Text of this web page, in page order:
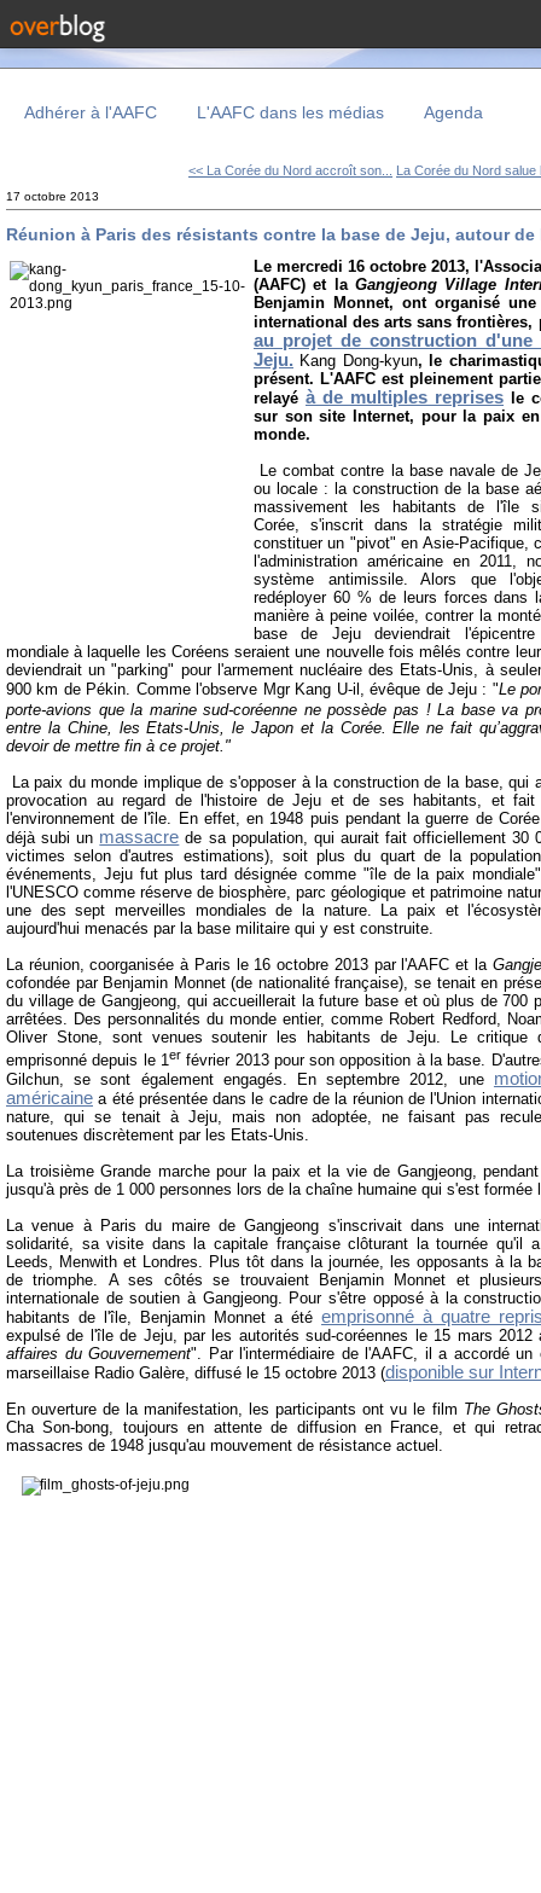
Adhérer à l'AAFC L'AAFC dans les médias Agenda
<< La Corée du Nord accroît son... La Corée du Nord salue
17 octobre 2013
Réunion à Paris des résistants contre la base de Jeju, autour
Le mercredi 16 octobre 2013,
(AAFC) et laGangjeong Village
Benjamin Monnet, ont organisé
international des arts sans
au projet de construction d'une
Jeju. Kang Dong-kyun, le
présent. L'AAFC est pleinement
relayé à de multiples reprises le
sur son site Internet, pour la paix
monde.
Le combat contre la base navale de
ou locale : la construction de la base
massivement les habitants de l'île
Corée, s'inscrit dans la stratégie
constituer un "pivot" en Asie-Pacifique,
l'administration américaine en 2011,
système antimissile. Alors que
redéployer 60 % de leurs forces dans
manière à peine voilée, contrer la
base de Jeju deviendrait
mondiale à laquelle les Coréens seraient une nouvelle fois mêlés contre
deviendrait un "parking" pour l'armement nucléaire des Etats-Unis, à
900 km de Pékin. Comme l'observe Mgr Kang U-il, évêque de Jeju : "Le
porte-avions que la marine sud-coréenne ne possède pas ! La base va
entre la Chine, les Etats-Unis, le Japon et la Corée. Elle ne fait
devoir de mettre fin à ce projet."
La paix du monde implique de s'opposer à la construction de la base, qui
provocation au regard de l'histoire de Jeju et de ses habitants, et
l'environnement de l'île. En effet, en 1948 puis pendant la guerre de
déjà subi un massacre de sa population, qui aurait fait officiellement 30
victimes selon d'autres estimations), soit plus du quart de la
événements, Jeju fut plus tard désignée comme "île de la paix
l'UNESCO comme réserve de biosphère, parc géologique et patrimoine
une des sept merveilles mondiales de la nature. La paix et
aujourd'hui menacés par la base militaire qui y est construite.
La réunion, coorganisée à Paris le 16 octobre 2013 par l'AAFC et la
cofondée par Benjamin Monnet (de nationalité française), se tenait en
du village de Gangjeong, qui accueillerait la future base et où plus de 700
arrêtées. Des personnalités du monde entier, comme Robert Redford,
Oliver Stone, sont venues soutenir les habitants de Jeju. Le critique
emprisonné depuis le 1erfévrier 2013 pour son opposition à la base.
Gilchun, se sont également engagés. En septembre 2012, une
américaine a été présentée dans le cadre de la réunion de l'Union
nature, qui se tenait à Jeju, mais non adoptée, ne faisant pas
soutenues discrètement par les Etats-Unis.
La troisième Grande marche pour la paix et la vie de Gangjeong,
jusqu'à près de 1 000 personnes lors de la chaîne humaine qui s'est formée
La venue à Paris du maire de Gangjeong s'inscrivait dans une
solidarité, sa visite dans la capitale française clôturant la tournée qu'il
Leeds, Menwith et Londres. Plus tôt dans la journée, les opposants à la
de triomphe. A ses côtés se trouvaient Benjamin Monnet et
internationale de soutien à Gangjeong. Pour s'être opposé à la
habitants de l'île, Benjamin Monnet a été emprisonné à quatre
expulsé de l'île de Jeju, par les autorités sud-coréennes le 15 mars 2012
affaires du Gouvernement". Par l'intermédiaire de l'AAFC, il a accordé
marseillaise Radio Galère , diffusé le 15 octobre 2013 (disponible sur
En ouverture de la manifestation, les participants ont vu le film The
Cha Son-bong, toujours en attente de diffusion en France, et qui
massacres de 1948 jusqu'au mouvement de résistance actuel.